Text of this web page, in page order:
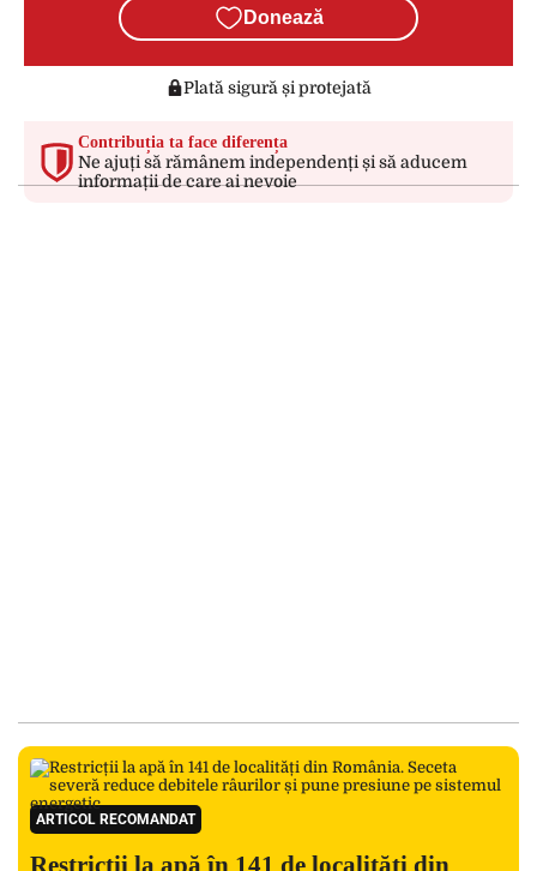
Donează
Plată sigură și protejată
Contribuția ta face diferența
Ne ajuți să rămânem independenți și să aducem
informații de care ai nevoie
ARTICOL RECOMANDAT
Restricții la apă în 141 de localități din